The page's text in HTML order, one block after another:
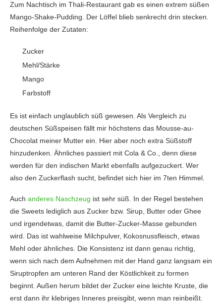
Zum Nachtisch im Thali-Restaurant gab es einen extrem süßen
Mango-Shake-Pudding. Der Löffel blieb senkrecht drin stecken.
Reihenfolge der Zutaten:
Zucker
Mehl/Stärke
Mango
Farbstoff
Es ist einfach unglaublich süß gewesen. Als Vergleich zu
deutschen Süßspeisen fällt mir höchstens das Mousse-au-
Chocolat meiner Mutter ein. Hier aber noch extra Süßstoff
hinzudenken. Ähnliches passiert mit Cola & Co., denn diese
werden für den indischen Markt ebenfalls aufgezuckert. Wer
also den Zuckerflash sucht, befindet sich hier im 7ten Himmel.
Auch anderes Naschzeug ist sehr süß. In der Regel bestehen
die Sweets lediglich aus Zucker bzw. Sirup, Butter oder Ghee
und irgendetwas, damit die Butter-Zucker-Masse gebunden
wird. Das ist wahlweise Milchpulver, Kokosnussfleisch, etwas
Mehl oder ähnliches. Die Konsistenz ist dann genau richtig,
wenn sich nach dem Aufnehmen mit der Hand ganz langsam ein
Siruptropfen am unteren Rand der Köstlichkeit zu formen
beginnt. Außen herum bildet der Zucker eine leichte Kruste, die
erst dann ihr klebriges Inneres preisgibt, wenn man reinbeißt.